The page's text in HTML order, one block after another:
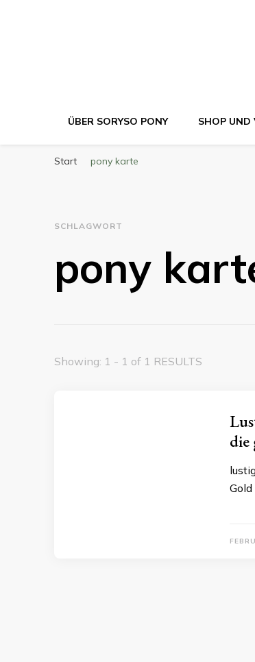
ÜBER SORYSO PONY SHOP UND
Start pony karte
SCHLAGWORT
pony
Showing: 1 - 1 of 1 RESULTS
die